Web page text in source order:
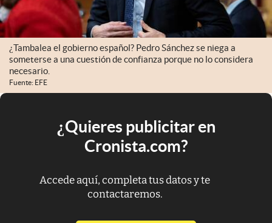
¿Tambalea el gobierno español? Pedro Sánchez se niega a
someterse a una cuestión de confianza porque no lo considera
necesario.
Fuente: EFE
¿Quieres publicitar en
Cronista.com?
Accede aquí, completa tus datos y te
contactaremos.